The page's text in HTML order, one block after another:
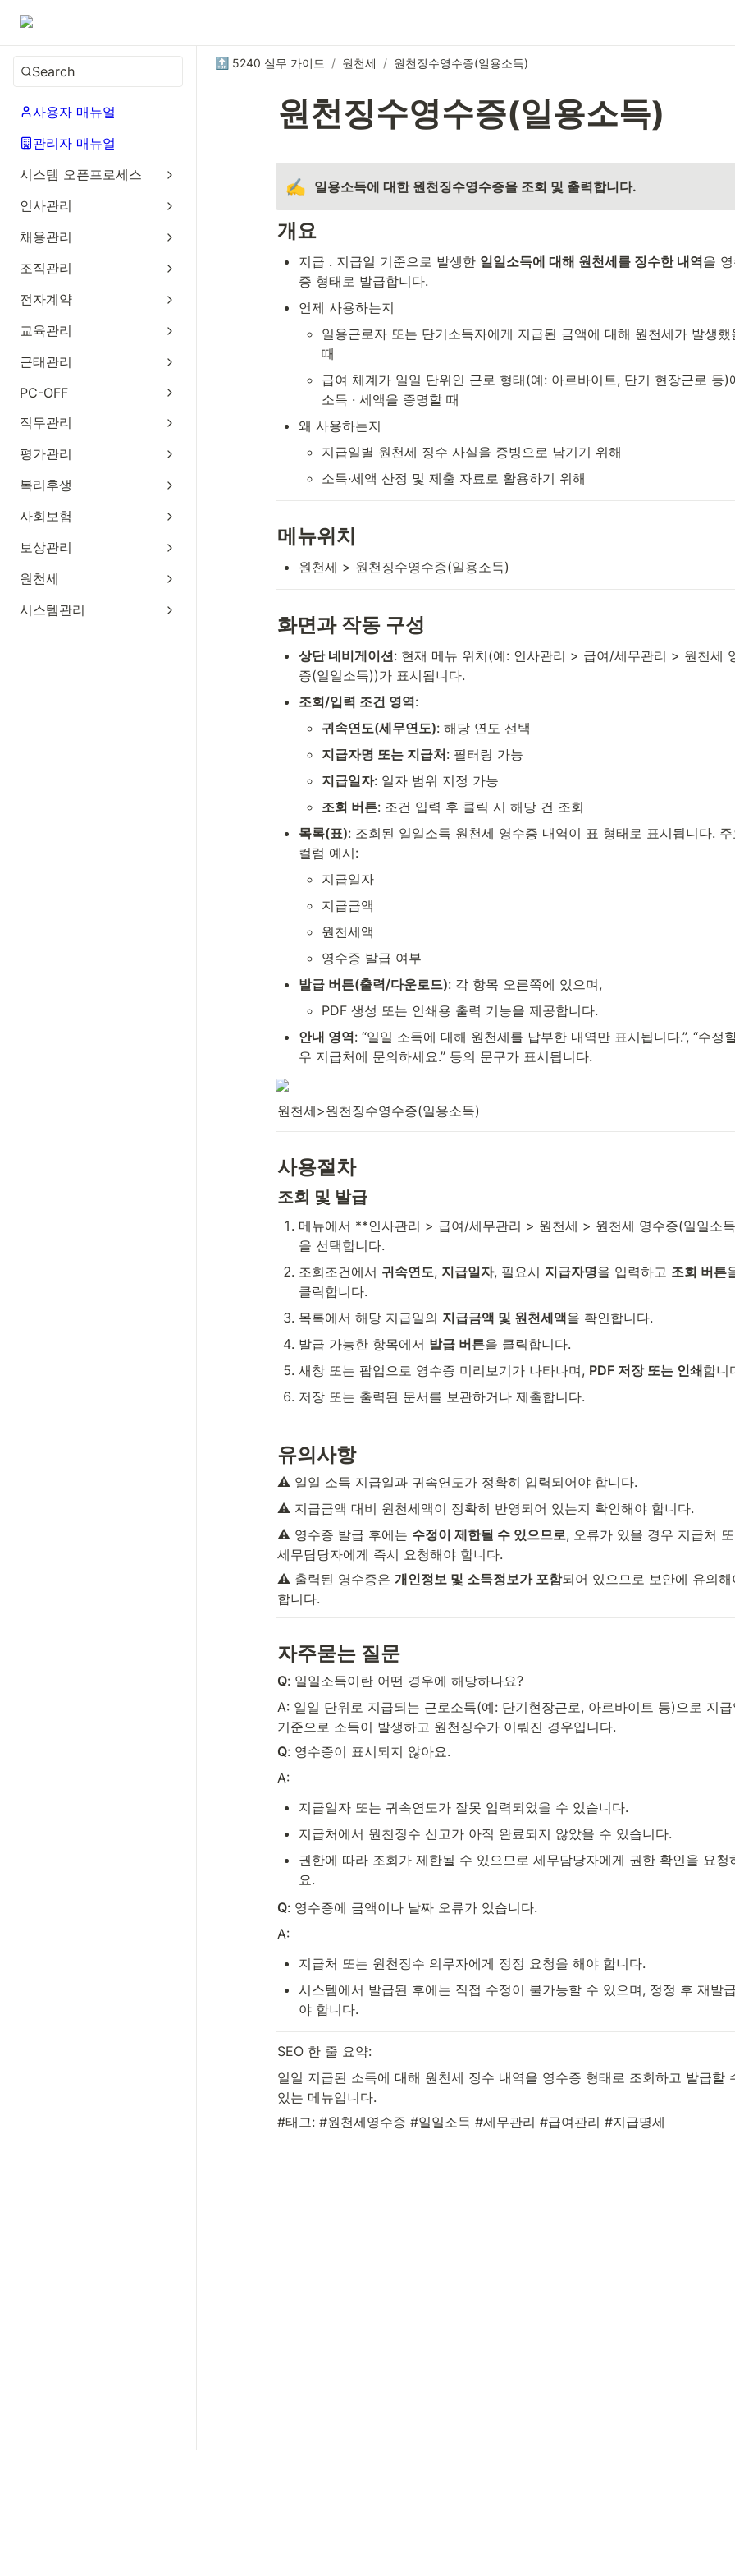
Search
사용자 매뉴얼
관리자 매뉴얼
시스템 오픈프로세스
인사관리
채용관리
조직관리
전자계약
교육관리
근태관리
PC-OFF
직무관리
평가관리
복리후생
사회보험
보상관리
원천세
시스템관리
🔝 5240 실무 가이드 / 원천세 / 원천징수영수증(일용소득)
원천징수영수증(일용소득)
✍️ 일용소득에 대한 원천징수영수증을 조회 및 출력합니다.
개요
지급 ․ 지급일 기준으로 발생한 일일소득에 대해 원천세를 징수한 내역을
증 형태로 발급합니다.
언제 사용하는지
일용근로자 또는 단기소득자에게 지급된 금액에 대해 원천세가 발생했
때
급여 체계가 일일 단위인 근로 형태(예: 아르바이트, 단기 현장근로 등)
소득 · 세액을 증명할 때
왜 사용하는지
지급일별 원천세 징수 사실을 증빙으로 남기기 위해
소득·세액 산정 및 제출 자료로 활용하기 위해
메뉴위치
원천세 > 원천징수영수증(일용소득)
화면과 작동 구성
상단 네비게이션: 현재 메뉴 위치(예: 인사관리 > 급여/세무관리 > 원천세
증(일일소득))가 표시됩니다.
조회/입력 조건 영역:
귀속연도(세무연도): 해당 연도 선택
지급자명 또는 지급처: 필터링 가능
지급일자: 일자 범위 지정 가능
조회 버튼: 조건 입력 후 클릭 시 해당 건 조회
목록(표): 조회된 일일소득 원천세 영수증 내역이 표 형태로 표시됩니다. 주
컬럼 예시:
지급일자
지급금액
원천세액
영수증 발급 여부
발급 버튼(출력/다운로드): 각 항목 오른쪽에 있으며,
PDF 생성 또는 인쇄용 출력 기능을 제공합니다.
안내 영역: “일일 소득에 대해 원천세를 납부한 내역만 표시됩니다.”, “수정
우 지급처에 문의하세요.” 등의 문구가 표시됩니다.
원천세>원천징수영수증(일용소득)
사용절차
조회 및 발급
메뉴에서 **인사관리 > 급여/세무관리 > 원천세 > 원천세 영수증(일일소
을 선택합니다.
조회조건에서 귀속연도, 지급일자, 필요시 지급자명을 입력하고 조회 버튼
클릭합니다.
목록에서 해당 지급일의 지급금액 및 원천세액을 확인합니다.
발급 가능한 항목에서 발급 버튼을 클릭합니다.
새창 또는 팝업으로 영수증 미리보기가 나타나며, PDF 저장 또는 인쇄합니
저장 또는 출력된 문서를 보관하거나 제출합니다.
유의사항
⚠️ 일일 소득 지급일과 귀속연도가 정확히 입력되어야 합니다.
⚠️ 지급금액 대비 원천세액이 정확히 반영되어 있는지 확인해야 합니다.
⚠️ 영수증 발급 후에는 수정이 제한될 수 있으므로, 오류가 있을 경우 지급처
세무담당자에게 즉시 요청해야 합니다.
⚠️ 출력된 영수증은 개인정보 및 소득정보가 포함되어 있으므로 보안에 유의해
합니다.
자주묻는 질문
Q: 일일소득이란 어떤 경우에 해당하나요?
A: 일일 단위로 지급되는 근로소득(예: 단기현장근로, 아르바이트 등)으로 지급
기준으로 소득이 발생하고 원천징수가 이뤄진 경우입니다.
Q: 영수증이 표시되지 않아요.
A:
지급일자 또는 귀속연도가 잘못 입력되었을 수 있습니다.
지급처에서 원천징수 신고가 아직 완료되지 않았을 수 있습니다.
권한에 따라 조회가 제한될 수 있으므로 세무담당자에게 권한 확인을 요청
요.
Q: 영수증에 금액이나 날짜 오류가 있습니다.
A:
지급처 또는 원천징수 의무자에게 정정 요청을 해야 합니다.
시스템에서 발급된 후에는 직접 수정이 불가능할 수 있으며, 정정 후 재발
야 합니다.
SEO 한 줄 요약:
일일 지급된 소득에 대해 원천세 징수 내역을 영수증 형태로 조회하고 발급할
있는 메뉴입니다.
#태그: #원천세영수증 #일일소득 #세무관리 #급여관리 #지급명세